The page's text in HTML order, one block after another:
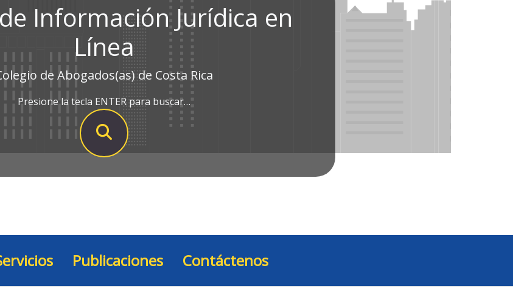
Información Jurídica en
Línea
de Abogados(as) de Costa Rica
Presione la tecla ENTER para buscar…
Publicaciones Contáctenos